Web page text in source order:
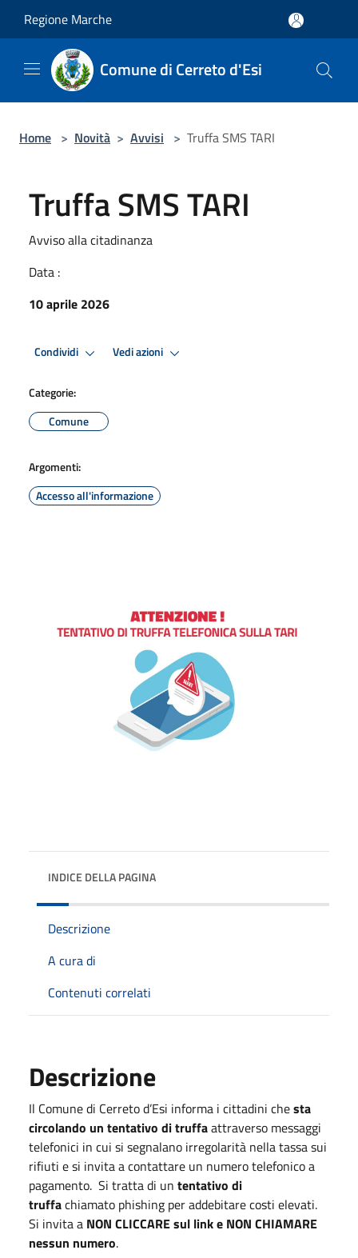
Regione Marche
Comune di Cerreto d'Esi
Home > Novità > Avvisi > Truffa SMS TARI
Truffa SMS TARI
Avviso alla citadinanza
Data :
10 aprile 2026
Condividi Vedi azioni
Categorie:
Comune
Argomenti:
Accesso all'informazione
INDICE DELLA PAGINA
Descrizione
A cura di
Contenuti correlati
Descrizione
Il Comune di Cerreto d’Esi informa i cittadini chesta
circolando un tentativo di truffaattraverso messaggi
telefonici in cui si segnalano irregolarità nella tassa sui
rifiuti e si invita a contattare un numero telefonico a
pagamento. Si tratta di un tentativo di
truffachiamato phishing per addebitare costi elevati.
Si invita a NON CLICCARE sul link e NON CHIAMARE
nessun numero.